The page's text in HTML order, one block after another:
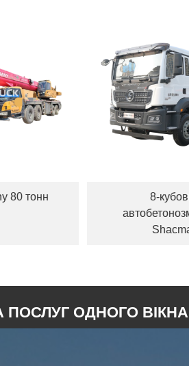
автобетонозмішувач
ОДНОГО ВІКНА